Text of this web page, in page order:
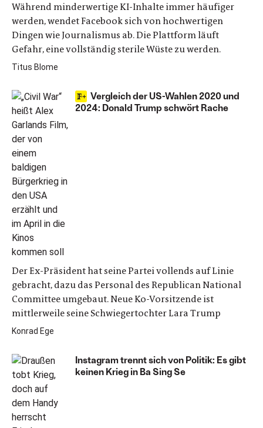
Während minderwertige KI-Inhalte immer häufiger
werden, wendet Facebook sich von hochwertigen
Dingen wie Journalismus ab. Die Plattform läuft
Gefahr, eine vollständig sterile Wüste zu werden.
Titus Blome
Vergleich der US-Wahlen 2020 und
2024: Donald Trump schwört Rache
Der Ex-Präsident hat seine Partei vollends auf Linie
gebracht, dazu das Personal des Republican National
Committee umgebaut. Neue Ko-Vorsitzende ist
mittlerweile seine Schwiegertochter Lara Trump
Konrad Ege
Instagram trennt sich von Politik: Es gibt
keinen Krieg in Ba Sing Se